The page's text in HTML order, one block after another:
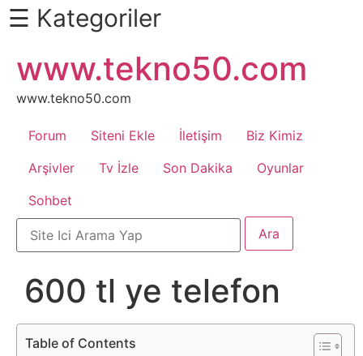
Daha
Fazlası
İçin
Kaydır
Android
Apk
Arabalar
Bankacılık
İşlemleri
☰ Kategoriler
atla
www.tekno50.com
www.tekno50.com
Forum Siteni Ekle İletişim
Biz Kimiz
Arşivler
Tv İzle Son Dakika
Oyunlar
Sohbet
600 tl ye telefon
Table of Contents